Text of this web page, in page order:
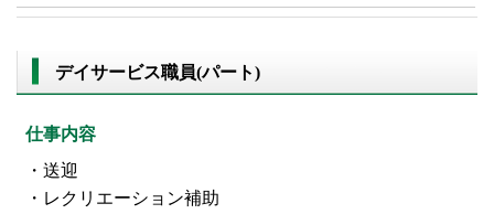
デイサービス職員(パート)
仕事内容
・送迎
・レクリエーション補助